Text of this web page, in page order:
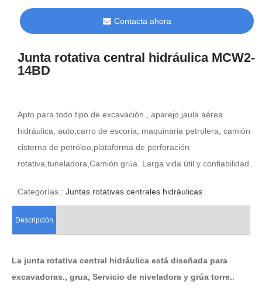
Contacta ahora
Junta rotativa central hidráulica MCW2-
14BD
Apto para todo tipo de excavación., aparejo,jaula aérea
hidráulica, auto,carro de escoria, maquinaria petrolera, camión
cisterna de petróleo,plataforma de perforación
rotativa,tuneladora,Camión grúa. Larga vida útil y confiabilidad..
Categorías : Juntas rotativas centrales hidráulicas
Descripción
La junta rotativa central hidráulica está diseñada para
excavadoras., grua, Servicio de niveladora y grúa torre..